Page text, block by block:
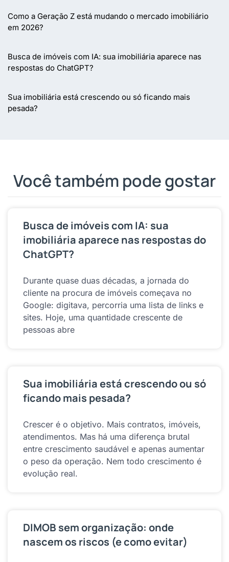
Como a Geração Z está mudando o mercado imobiliário
em 2026?
Busca de imóveis com IA: sua imobiliária aparece nas
respostas do ChatGPT?
Sua imobiliária está crescendo ou só ficando mais
pesada?
Você também pode gostar
Busca de imóveis com IA: sua
imobiliária aparece nas respostas do
ChatGPT?
Durante quase duas décadas, a jornada do
cliente na procura de imóveis começava no
Google: digitava, percorria uma lista de links e
sites. Hoje, uma quantidade crescente de
pessoas abre
Sua imobiliária está crescendo ou só
ficando mais pesada?
Crescer é o objetivo. Mais contratos, imóveis,
atendimentos. Mas há uma diferença brutal
entre crescimento saudável e apenas aumentar
o peso da operação. Nem todo crescimento é
evolução real.
DIMOB sem organização: onde
nascem os riscos (e como evitar)